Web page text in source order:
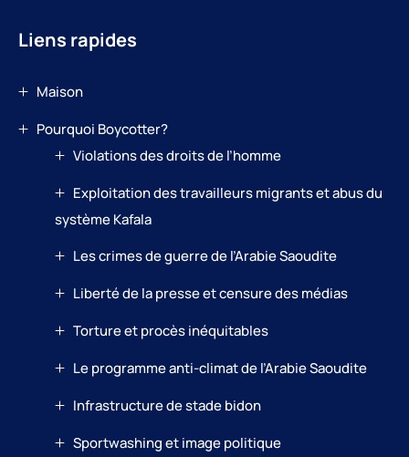
Liens rapides
Maison
Pourquoi Boycotter?
Violations des droits de l’homme
Exploitation des travailleurs migrants et abus du
système Kafala
Les crimes de guerre de l’Arabie Saoudite
Liberté de la presse et censure des médias
Torture et procès inéquitables
Le programme anti-climat de l’Arabie Saoudite
Infrastructure de stade bidon
Sportwashing et image politique